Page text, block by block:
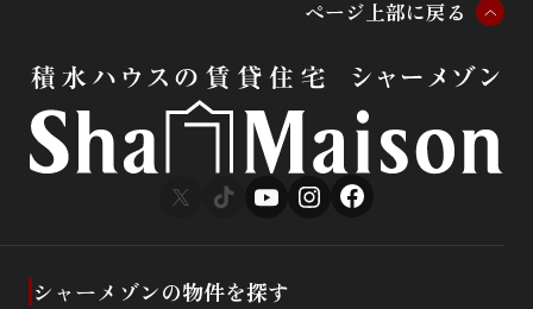
ページ 上部に戻る
シャーメゾンの物件を探す